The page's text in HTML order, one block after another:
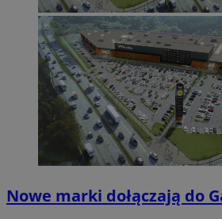
Nowe marki dołączają do